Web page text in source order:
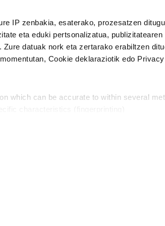
IP zenbakia, esaterako, prozesatzen
eta eduki pertsonalizatua,
datuak nork eta zertarako erabiltzen
Cookie deklaraziotik edo
which can be accurate to within several
modu librean kontatzea da gure